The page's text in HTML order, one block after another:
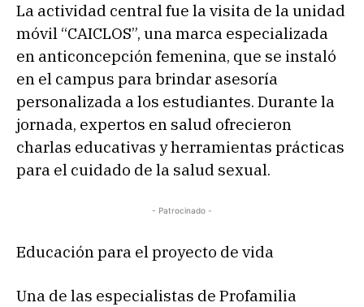
La actividad central fue la visita de la unidad
móvil “CAICLOS”, una marca especializada
en anticoncepción femenina, que se instaló
en el campus para brindar asesoría
personalizada a los estudiantes. Durante la
jornada, expertos en salud ofrecieron
charlas educativas y herramientas prácticas
para el cuidado de la salud sexual.
- Patrocinado -
Educación para el proyecto de vida
Una de las especialistas de Profamilia